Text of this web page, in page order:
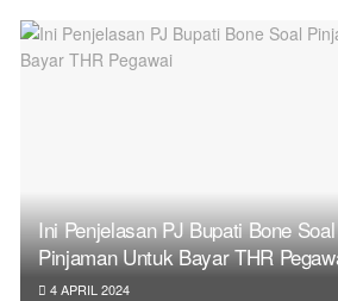
Ini Penjelasan PJ Bupati Bone Soal
Pinjaman Untuk Bayar THR
4 APRIL 2024